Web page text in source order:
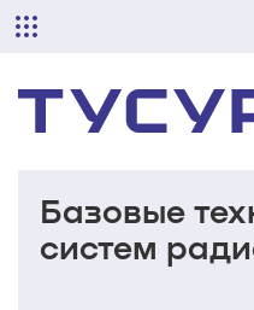
Базовые
систем